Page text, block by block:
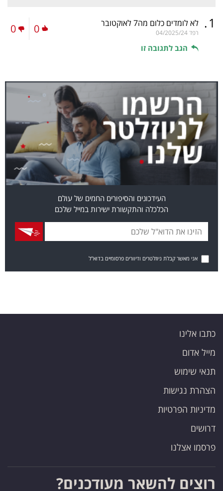
1
. לא לומדים כלום מה7 לאוקטובר
רפד04/2025/24
הגב לתגובה זו
0
0
העידכונים והסיפורים החמים של עולם
הכלכלה והתקשורת ישירות במייל שלכם
אני מאשר קבלת ניוזלטרים ודיוורים פרסומיים בדוא"ל
כתבו אלינו
מייל אדום
תנאי שימוש
הצהרת נגישות
מדיניות הפרטיות
דרושים
פרסמו אצלנו
רוצים להשאר מעודכנים?